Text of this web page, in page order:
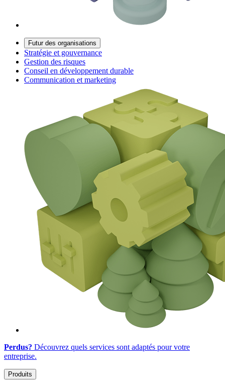
Futur des organisations
Stratégie et gouvernance
Gestion des risques
Conseil en développement durable
Communication et marketing
Perdus? Découvrez quels services sont adaptés pour votre
entreprise.
Produits